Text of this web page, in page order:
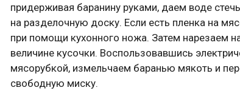
придерживая баранину руками, даем воде
на разделочную доску. Если есть пленка на
при помощи кухонного ножа. Затем нарезаем
величине кусочки. Воспользовавшись
мясорубкой, измельчаем баранью мякоть и
свободную миску.